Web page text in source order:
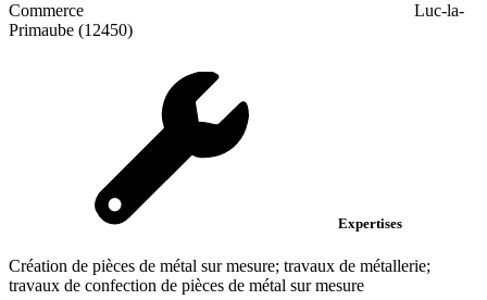
Commerce
Luc-la-
Primaube (12450)
Expertises
Création de pièces de métal sur mesure; travaux de métallerie;
travaux de confection de pièces de métal sur mesure